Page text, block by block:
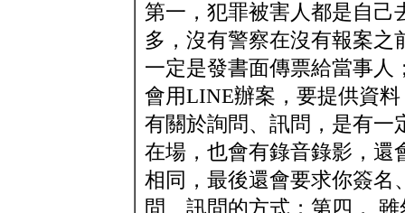
第一，犯罪被害人都是自己
多，沒有警察在沒有報案
一定是發書面傳票給當事人
會用LINE辦案，要提供資
有關於詢問、訊問，是有一
在場，也會有錄音錄影，還
相同，最後還會要求你簽名
問、訊問的方式；第四，